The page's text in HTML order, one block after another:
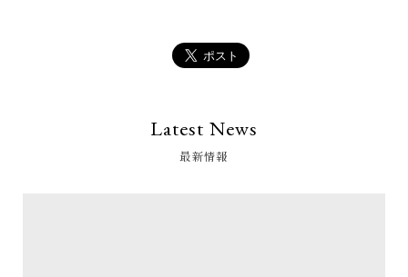
Latest News
最新情報